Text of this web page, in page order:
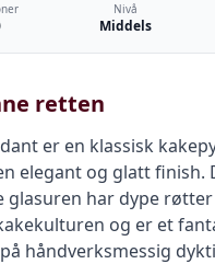
Nivå
Middels
retten
er en klassisk
elegant og glatt finish.
glasuren har dype
og er et
håndverksmessig